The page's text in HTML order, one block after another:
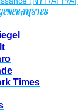
Times